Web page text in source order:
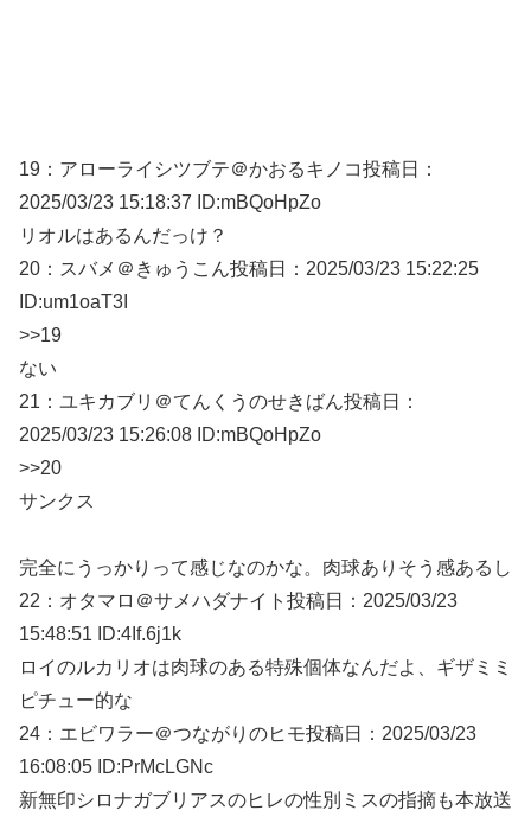
19： アローライシツブテ＠かおるキノコ投稿日：
2025/03/23 15:18:37 ID:mBQoHpZo
リオルはあるんだっけ？
20： スバメ＠きゅうこん投稿日：2025/03/23 15:22:25
ID:um1oaT3I
>>19
ない
21： ユキカブリ＠てんくうのせきばん投稿日：
2025/03/23 15:26:08 ID:mBQoHpZo
>>20
サンクス
完全にうっかりって感じなのかな。肉球ありそう感あるし
22： オタマロ＠サメハダナイト 投稿日：2025/03/23
15:48:51 ID:4If.6j1k
ロイのルカリオは肉球のある特殊個体なんだよ、ギザミミ
ピチュー的な
24： エビワラー＠つながりのヒモ投稿日：2025/03/23
16:08:05 ID:PrMcLGNc
新無印シロナガブリアスのヒレの性別ミスの指摘も本放送